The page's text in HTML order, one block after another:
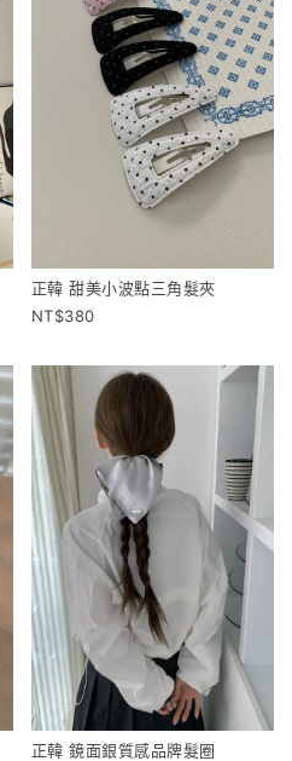
正韓 甜美小波點三角髮夾
380
正韓 鏡面銀質感品牌髮圈